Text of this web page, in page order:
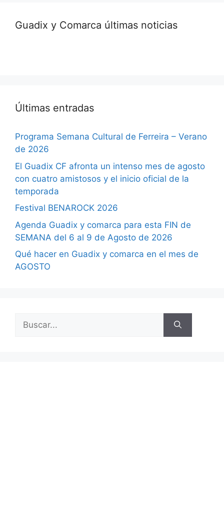
Guadix y Comarca últimas noticias
Últimas entradas
Programa Semana Cultural de Ferreira – Verano
de 2026
El Guadix CF afronta un intenso mes de agosto
con cuatro amistosos y el inicio oficial de la
temporada
Festival BENAROCK 2026
Agenda Guadix y comarca para esta FIN de
SEMANA del 6 al 9 de Agosto de 2026
Qué hacer en Guadix y comarca en el mes de
AGOSTO
Buscar: